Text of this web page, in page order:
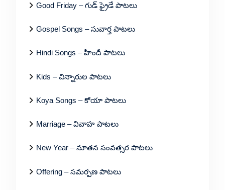
Good Friday – గుడ్ ఫ్రైడే పాటలు
Gospel Songs – సువార్త పాటలు
Hindi Songs – హిందీ పాటలు
Kids – చిన్నారుల పాటలు
Koya Songs – కోయా పాటలు
Marriage – వివాహ పాటలు
New Year – నూతన సంవత్సర పాటలు
Offering – సమర్పణ పాటలు